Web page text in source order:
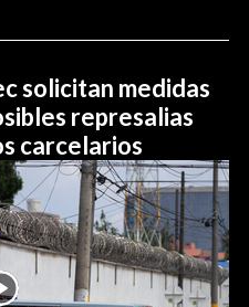
solicitan medidas
represalias
carcelarios